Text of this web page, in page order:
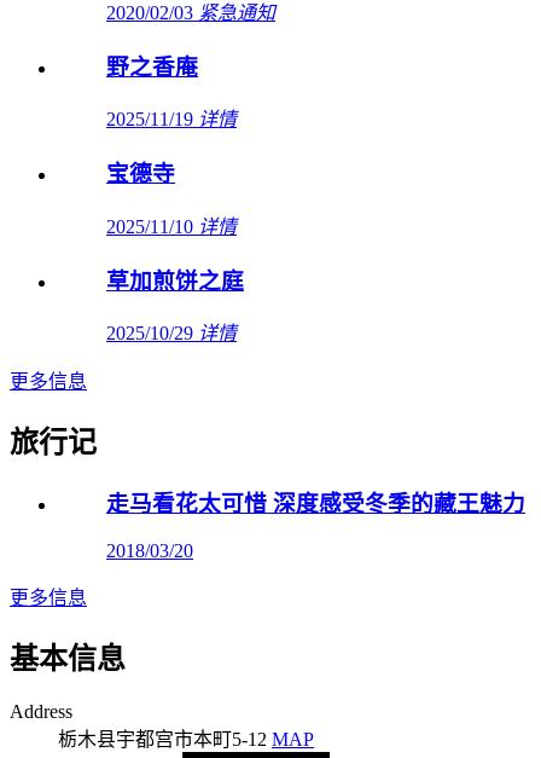
2020/02/03 紧急通知
野之香庵
2025/11/19 详情
宝德寺
2025/11/10 详情
草加煎饼之庭
2025/10/29 详情
更多信息
旅行记
走马看花太可惜 深度感受冬季的藏王魅力
2018/03/20
更多信息
基本信息
Address
栃木县宇都宫市本町5-12 MAP